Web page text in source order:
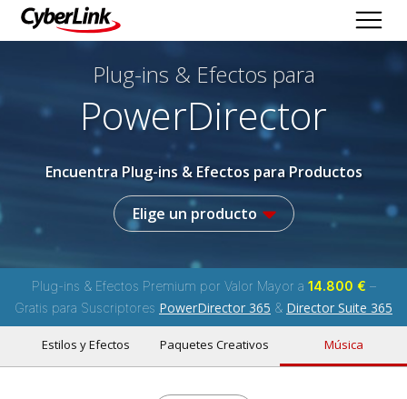
Plug-ins & Efectos para
PowerDirector
Encuentra Plug-ins & Efectos para Productos
Elige un producto
Plug-ins & Efectos Premium por Valor Mayor a 14.800 € –
Gratis para Suscriptores PowerDirector 365 & Director Suite 365
Estilos y Efectos Paquetes Creativos Música